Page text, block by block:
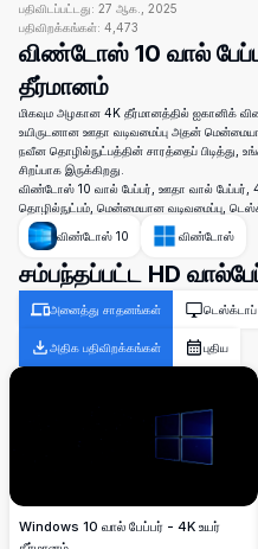
பதிவிடப்பட்டது: 27 ஆக., 2025
பதிவிறக்கங்கள்: 4,473
விண்டோஸ் 10 வால்
தீர்மானம்
மிகவும அழகான 4K தீர்மானத்தில் ஐகானிக்
உயிருடனான ஊதா வடிவமைப்பு அதன்
நவீன தொழில்நுட்பத்தின் சாரத்தைப் பிடித்து,
சிறப்பாக இருக்கிறது.
விண்டோஸ் 10 வால் பேப்பர், ஊதா வால் பேப்பர்,
தொழில்நுட்பம், மென்மையான வடிவமைப்பு,
விண்டோஸ் 10
விண்டோஸ்
சம்பந்தப்பட்ட HD
அனைத்து சாதனங்கள் டெஸ்க்டாப்
அதிக பதிவிறக்கங்கள் புதிய
Windows 10 வால் பேப்பர் - 4K உயர்